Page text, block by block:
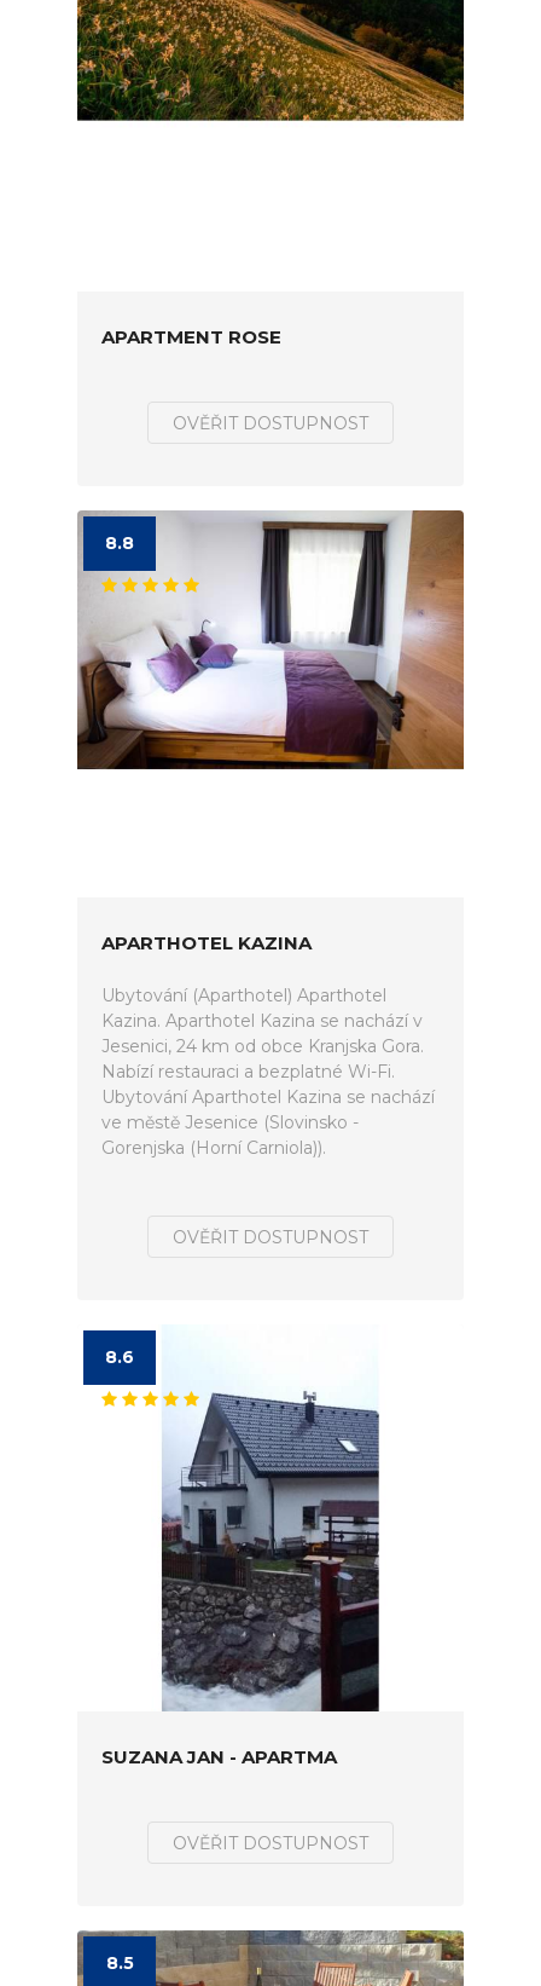
APARTMENT ROSE
OVĚŘIT DOSTUPNOST
8.8
APARTHOTEL KAZINA
Ubytování (Aparthotel) Aparthotel
Kazina. Aparthotel Kazina se nachází v
Jesenici, 24 km od obce Kranjska Gora.
Nabízí restauraci a bezplatné Wi-Fi.
Ubytování Aparthotel Kazina se nachází
ve městě Jesenice (Slovinsko -
Gorenjska (Horní Carniola)).
OVĚŘIT DOSTUPNOST
8.6
SUZANA JAN - APARTMA
OVĚŘIT DOSTUPNOST
8.5